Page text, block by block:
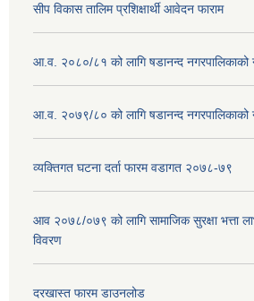
सीप विकास तालिम प्रशिक्षार्थी आवेदन फाराम
आ.व. २०८०/८१ को लागि षडानन्द नगरपालिकाको
आ.व. २०७९/८० को लागि षडानन्द नगरपालिकाको
व्यक्तिगत घटना दर्ता फारम वडागत २०७८-७९
आव २०७८/०७९ को लागि सामाजिक सुरक्षा भत्ता
विवरण
दरखास्त फारम डाउनलोड